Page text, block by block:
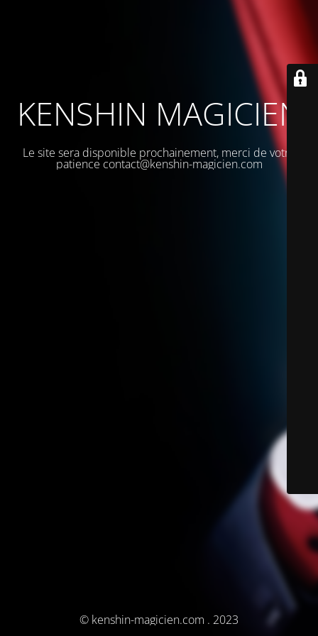
KENSHIN MAGICIEN
Le site sera disponible prochainement, merci de votre
patience contact@kenshin-magicien.com
© kenshin-magicien.com . 2023